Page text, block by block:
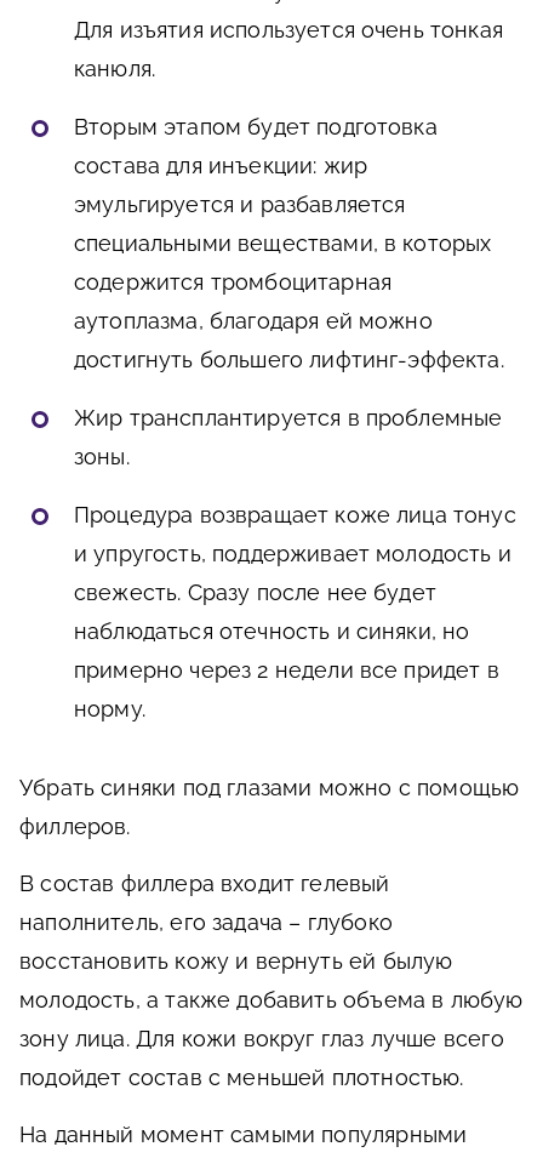
Для изъятия используется очень тонкая
канюля.
Вторым этапом будет подготовка
состава для инъекции: жир
эмульгируется и разбавляется
специальными веществами, в которых
содержится тромбоцитарная
аутоплазма, благодаря ей можно
достигнуть большего лифтинг-эффекта.
Жир трансплантируется в проблемные
зоны.
Процедура возвращает коже лица тонус
и упругость, поддерживает молодость и
свежесть. Сразу после нее будет
наблюдаться отечность и синяки, но
примерно через 2 недели все придет в
норму.
Убрать синяки под глазами можно с помощью
филлеров.
В состав филлера входит гелевый
наполнитель, его задача – глубоко
восстановить кожу и вернуть ей былую
молодость, а также добавить объема в любую
зону лица. Для кожи вокруг глаз лучше всего
подойдет состав с меньшей плотностью.
На данный момент самыми популярными